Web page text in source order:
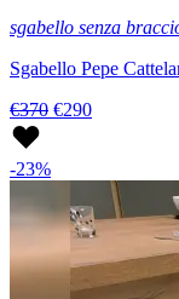
sgabello senza
Sgabello Pepe
€370 €290
-23%